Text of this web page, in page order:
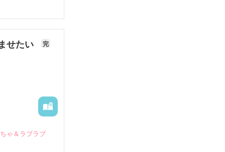
せたい 完
ゃ＆ラブラブ